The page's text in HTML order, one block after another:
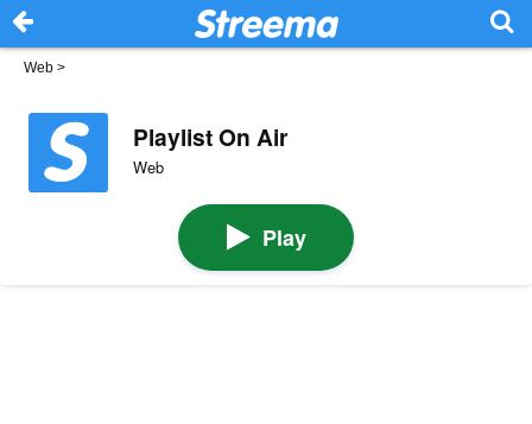
Web >
Playlist On Air
Web
Play